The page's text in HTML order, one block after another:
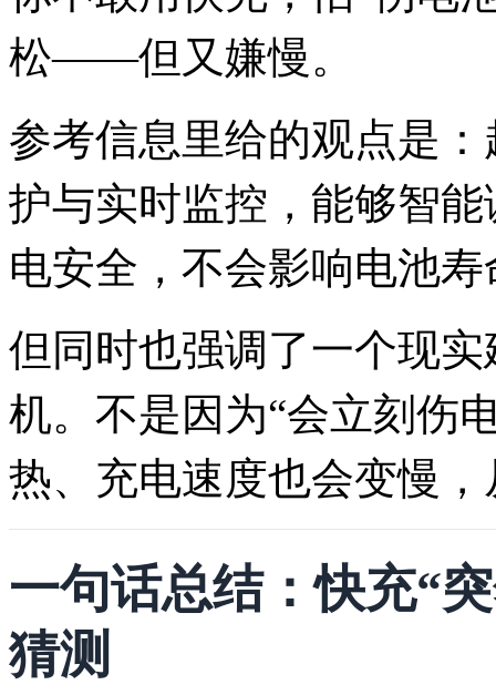
松——但又嫌慢。
参考信息里给的观点是
护与实时监控，能够智
电安全，不会影响电池寿
但同时也强调了一个现
机。不是因为“会立刻伤
热、充电速度也会变慢
一句话总结：快充“
猜测